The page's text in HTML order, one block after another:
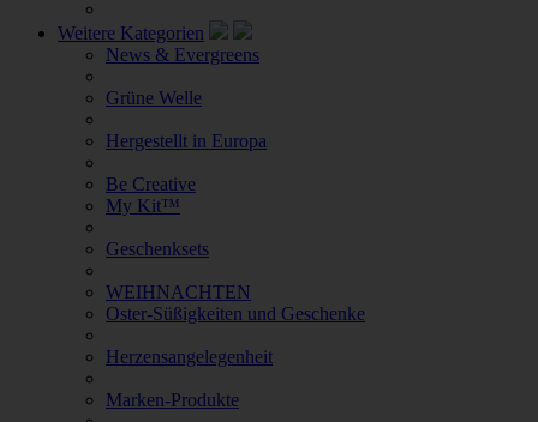
Weitere Kategorien
News & Evergreens
Grüne Welle
Hergestellt in Europa
Be Creative
My Kit™
Geschenksets
WEIHNACHTEN
Oster-Süßigkeiten und Geschenke
Herzensangelegenheit
Marken-Produkte